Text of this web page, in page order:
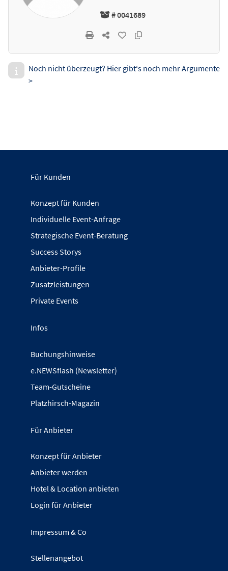
# 0041689
Noch nicht überzeugt? Hier gibt‘s noch mehr Argumente
>
Für Kunden
Konzept für Kunden
Individuelle Event-Anfrage
Strategische Event-Beratung
Success Storys
Anbieter-Profile
Zusatzleistungen
Private Events
Infos
Buchungshinweise
e.NEWSflash (Newsletter)
Team-Gutscheine
Platzhirsch-Magazin
Für Anbieter
Konzept für Anbieter
Anbieter werden
Hotel & Location anbieten
Login für Anbieter
Impressum & Co
Stellenangebot